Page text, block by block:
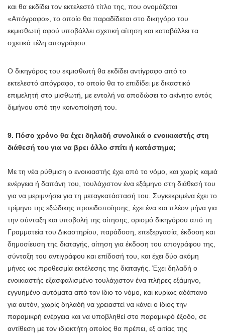
και θα εκδίδει τον εκτελεστό τίτλο της, που ονομάζεται
«Απόγραφο», το οποίο θα παραδίδεται στο δικηγόρο του
εκμισθωτή αφού υποβάλλει σχετική αίτηση και καταβάλλει τα
σχετικά τέλη απογράφου.
Ο δικηγόρος του εκμισθωτή θα εκδίδει αντίγραφο από το
εκτελεστό απόγραφο, το οποίο θα το επιδίδει με δικαστικό
επιμελητή στο μισθωτή, με εντολή να αποδώσει το ακίνητο εντός
διμήνου από την κοινοποίησή του.
9. Πόσο χρόνο θα έχει δηλαδή συνολικά ο ενοικιαστής στη
διάθεσή του για να βρει άλλο σπίτι ή κατάστημα;
Με τη νέα ρύθμιση ο ενοικιαστής έχει από το νόμο, και χωρίς καμιά
ενέργεια ή δαπάνη του, τουλάχιστον ένα εξάμηνο στη διάθεσή του
για να μεριμνήσει για τη μεταγκατάστασή του. Συγκεκριμένα έχει το
τρίμηνο της εξώδικης προειδοποίησης, έχει ένα και πλέον μήνα για
την σύνταξη και υποβολή της αίτησης, ορισμό δικηγόρου από τη
Γραμματεία του Δικαστηρίου, παράδοση, επεξεργασία, έκδοση και
δημοσίευση της διαταγής, αίτηση για έκδοση του απογράφου της,
σύνταξη του αντιγράφου και επίδοσή του, και έχει δύο ακόμη
μήνες ως προθεσμία εκτέλεσης της διαταγής. Έχει δηλαδή ο
ενοικιαστής εξασφαλισμένο τουλάχιστον ένα πλήρες εξάμηνο,
εγγυημένο αυτόματα από τον ίδιο το νόμο, και κυρίως αδάπανο
για αυτόν, χωρίς δηλαδή να χρειαστεί να κάνει ο ίδιος την
παραμικρή ενέργεια και να υποβληθεί στο παραμικρό έξοδο, σε
αντίθεση με τον ιδιοκτήτη οποίος θα πρέπει, εξ αιτίας της